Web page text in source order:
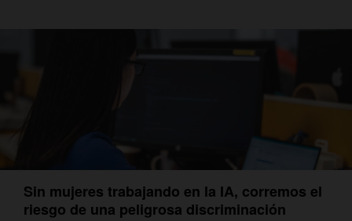
Sin mujeres trabajando en la IA, corremos el
riesgo de una peligrosa discriminación